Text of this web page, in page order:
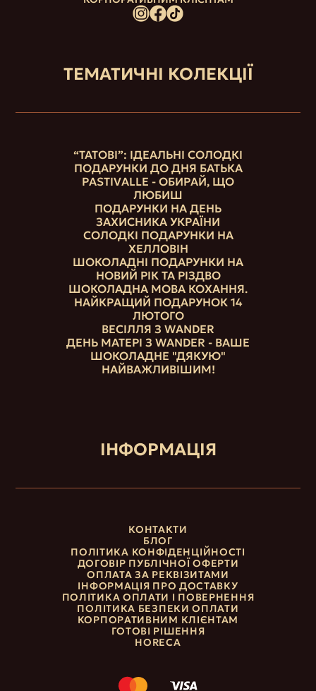
ТЕМАТИЧНІ КОЛЕКЦІЇ
“ТАТОВІ”: ІДЕАЛЬНІ СОЛОДКІ
ПОДАРУНКИ ДО ДНЯ БАТЬКА
PASTIVALLE - ОБИРАЙ, ЩО
ЛЮБИШ
ПОДАРУНКИ НА ДЕНЬ
ЗАХИСНИКА УКРАЇНИ
СОЛОДКІ ПОДАРУНКИ НА
ХЕЛЛОВІН
ШОКОЛАДНІ ПОДАРУНКИ НА
НОВИЙ РІК ТА РІЗДВО
ШОКОЛАДНА МОВА КОХАННЯ.
НАЙКРАЩИЙ ПОДАРУНОК 14
ЛЮТОГО
ВЕСІЛЛЯ З WANDER
ДЕНЬ МАТЕРІ З WANDER - ВАШЕ
ШОКОЛАДНЕ "ДЯКУЮ"
НАЙВАЖЛИВІШИМ!
ІНФОРМАЦІЯ
КОНТАКТИ
БЛОГ
ПОЛІТИКА КОНФІДЕНЦІЙНОСТІ
ДОГОВІР ПУБЛІЧНОЇ ОФЕРТИ
ОПЛАТА ЗА РЕКВІЗИТАМИ
ІНФОРМАЦІЯ ПРО ДОСТАВКУ
ПОЛІТИКА ОПЛАТИ І ПОВЕРНЕННЯ
ПОЛІТИКА БЕЗПЕКИ ОПЛАТИ
КОРПОРАТИВНИМ КЛІЄНТАМ
ГОТОВІ РІШЕННЯ
HORECA